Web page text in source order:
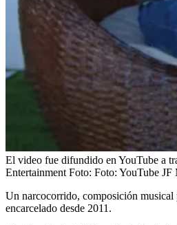
El video fue difundido en YouTube a
Entertainment Foto: Foto: YouTube JF
Un narcocorrido, composición musical
encarcelado desde 2011.